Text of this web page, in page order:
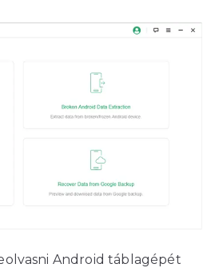
Android táblagépét